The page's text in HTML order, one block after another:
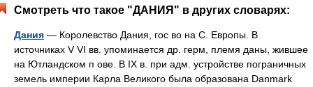
Смотреть что такое "ДАНИЯ" в других словарях:
Дания — Королевство Дания, гос во на С. Европы. В
источниках V VI вв. упоминается др. герм, племя даны, жившее
на Ютландском п ове. В IX в. при адм. устройстве пограничных
земель империи Карла Великого была образована Danmark